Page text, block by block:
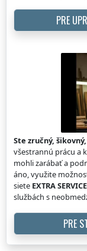
PRE
Ste zručný,
všestrannú prácu a
mohli zarábať a
áno, využite
siete EXTRA
službách s
PRE